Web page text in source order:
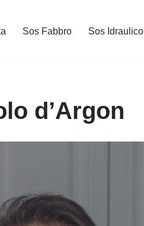
Sos Fabbro Sos Idraulico
d’Argon